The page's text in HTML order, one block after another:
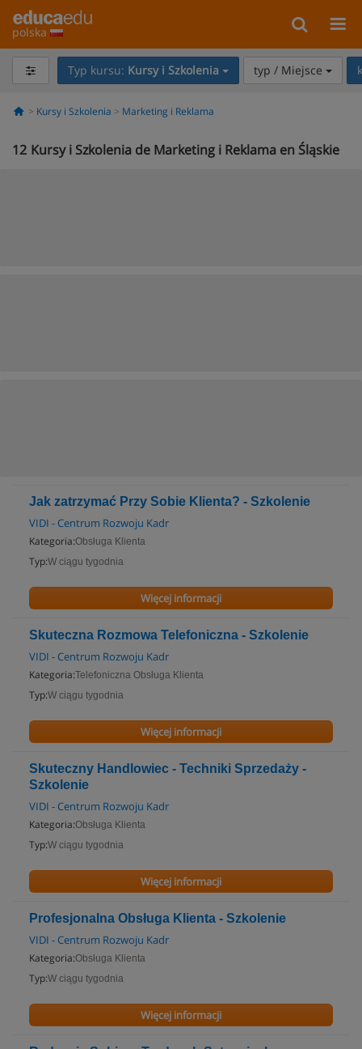
polska
Typ kursu: Kursy i Szkolenia typ / Miejsce
Kursy i Szkolenia Marketing i Reklama
12 Kursy i Szkolenia de Marketing i Reklama en Śląskie
Jak zatrzymać Przy Sobie Klienta? - Szkolenie
VIDI - Centrum Rozwoju Kadr
Kategoria:Obsługa Klienta
Typ:W ciągu tygodnia
Więcej informacji
Skuteczna Rozmowa Telefoniczna - Szkolenie
VIDI - Centrum Rozwoju Kadr
Kategoria:Telefoniczna Obsługa Klienta
Typ:W ciągu tygodnia
Więcej informacji
Skuteczny Handlowiec - Techniki Sprzedaży -
Szkolenie
VIDI - Centrum Rozwoju Kadr
Kategoria:Obsługa Klienta
Typ:W ciągu tygodnia
Więcej informacji
Profesjonalna Obsługa Klienta - Szkolenie
VIDI - Centrum Rozwoju Kadr
Kategoria:Obsługa Klienta
Typ:W ciągu tygodnia
Więcej informacji